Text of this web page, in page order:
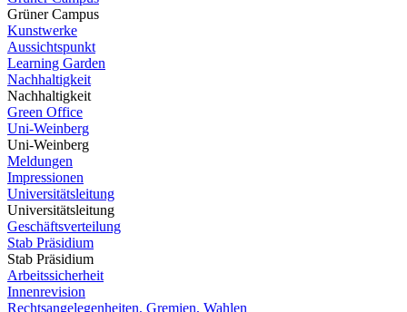
Grüner Campus
Kunstwerke
Aussichtspunkt
Learning Garden
Nachhaltigkeit
Nachhaltigkeit
Green Office
Uni-Weinberg
Uni-Weinberg
Meldungen
Impressionen
Universitätsleitung
Universitätsleitung
Geschäftsverteilung
Stab Präsidium
Stab Präsidium
Arbeitssicherheit
Innenrevision
Rechtsangelegenheiten, Gremien, Wahlen